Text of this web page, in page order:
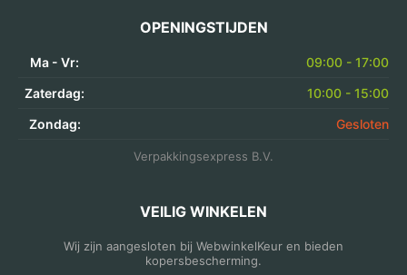
OPENINGSTIJDEN
Ma - Vr:
09:00 - 17:00
Zaterdag:
10:00 - 15:00
Zondag:
Gesloten
Verpakkingsexpress B.V.
VEILIG WINKELEN
Wij zijn aangesloten bij WebwinkelKeur en bieden
kopersbescherming.